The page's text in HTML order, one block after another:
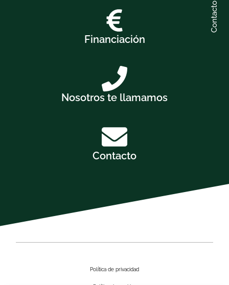
Contacto
Financiación
Nosotros te llamamos
Contacto
Política de privacidad